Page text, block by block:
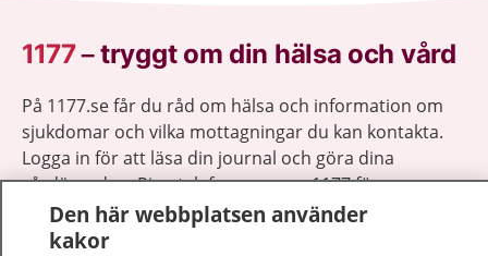
1177–tryggt om din hälsa och vård
På 1177.se får du råd om hälsa och information om
sjukdomar och vilka mottagningar du kan kontakta.
Logga in för att läsa din journal och göra dina
vårdärenden. Ring telefonnummer 1177 för
sjukvårdsrådgivning dygnet runt.
1177 ger dig råd när du vill må bättre.
Den här webbplatsen använder
kakor